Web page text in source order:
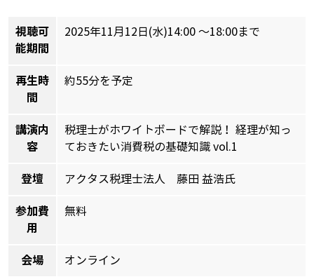
視聴可
能期間
2025年11月12日(水)14:00 ～18:00まで
再生時
間
約55分を予定
講演内
容
税理士がホワイトボードで解説！ 経理が知っ
ておきたい消費税の基礎知識 vol.1
登壇 アクタス税理士法人 藤田 益浩氏
参加費
用
無料
会場 オンライン